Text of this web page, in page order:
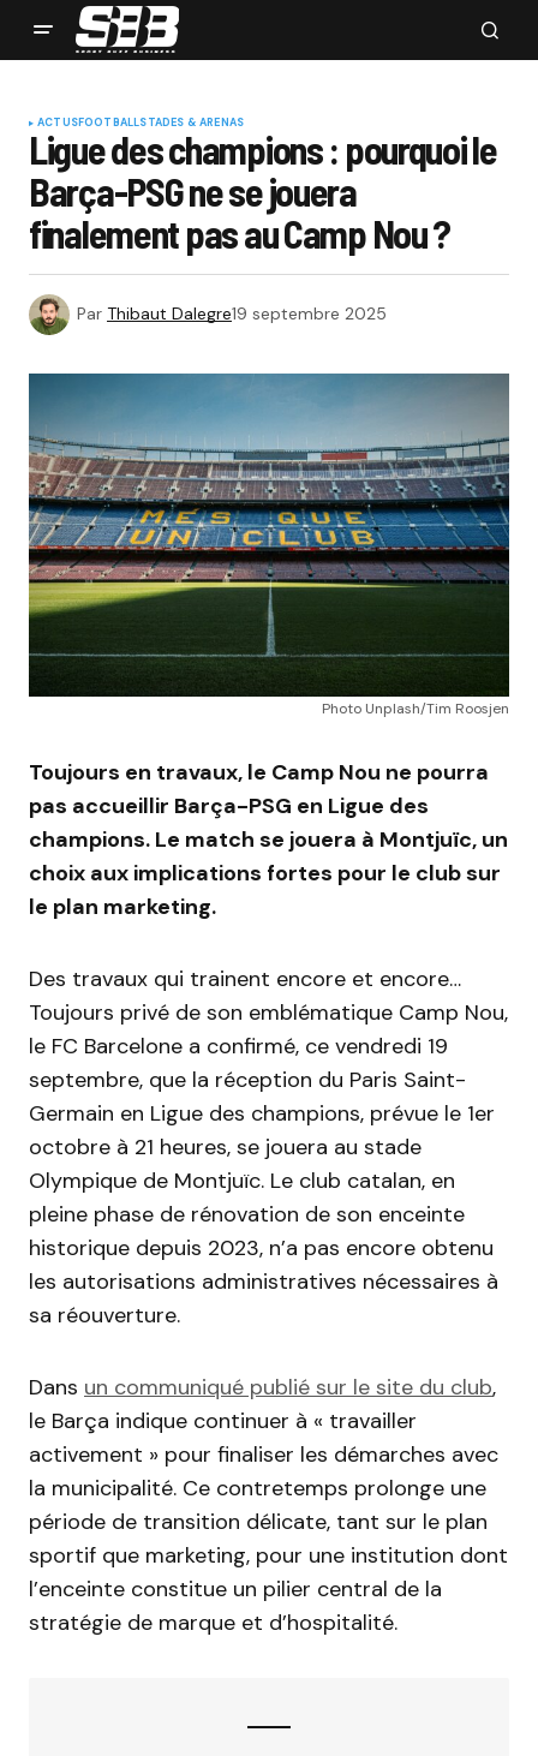
ACTUSFOOTBALLSTADES & ARENAS
Ligue des champions : pourquoi le
Barça-PSG ne se jouera
finalement pas au Camp Nou ?
Par Thibaut Dalegre19 septembre 2025
Photo Unplash/Tim Roosjen
Toujours en travaux, le Camp Nou ne pourra
pas accueillir Barça-PSG en Ligue des
champions. Le match se jouera à Montjuïc, un
choix aux implications fortes pour le club sur
le plan marketing.
Des travaux qui trainent encore et encore…
Toujours privé de son emblématique Camp Nou,
le FC Barcelone a confirmé, ce vendredi 19
septembre, que la réception du Paris Saint-
Germain en Ligue des champions, prévue le 1er
octobre à 21 heures, se jouera au stade
Olympique de Montjuïc. Le club catalan, en
pleine phase de rénovation de son enceinte
historique depuis 2023, n’a pas encore obtenu
les autorisations administratives nécessaires à
sa réouverture.
Dans un communiqué publié sur le site du club,
le Barça indique continuer à « travailler
activement » pour finaliser les démarches avec
la municipalité. Ce contretemps prolonge une
période de transition délicate, tant sur le plan
sportif que marketing, pour une institution dont
l’enceinte constitue un pilier central de la
stratégie de marque et d’hospitalité.